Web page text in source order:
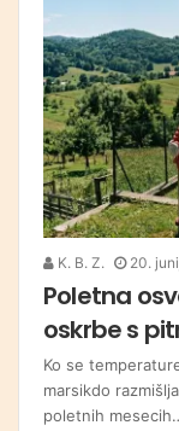
K. B. Z. 20.
Poletna
oskrbe s
Ko se
marsikdo
poletnih